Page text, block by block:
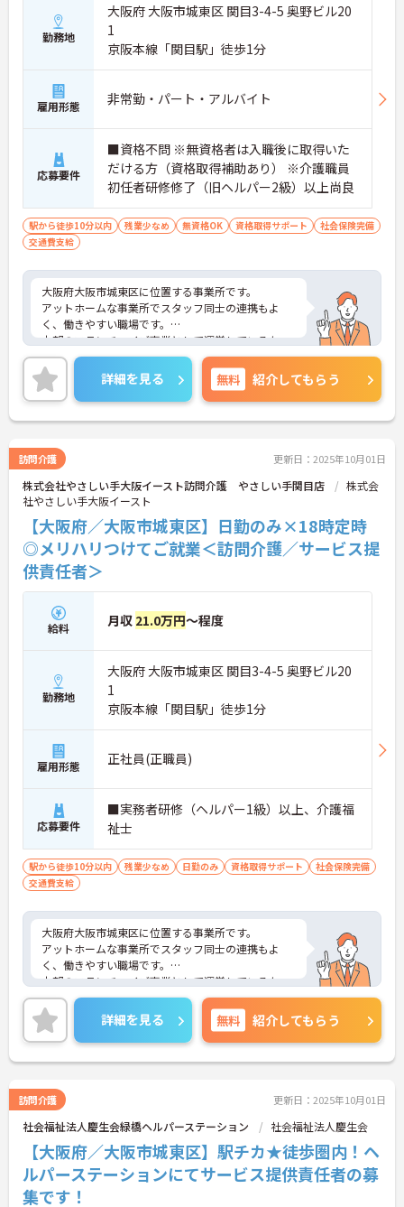
勤務地
大阪府 大阪市城東区 関目3-4-5 奥野ビル20
1
京阪本線「関目駅」徒歩1分
雇用形態 非常勤・パート・アルバイト
応募要件
■資格不問 ※無資格者は入職後に取得いた
だける方（資格取得補助あり） ※介護職員
初任者研修修了（旧ヘルパー2級）以上尚良
駅から徒歩10分以内 残業少なめ 無資格OK 資格取得サポート
社会保険完備
交通費支給
大阪府大阪市城東区に位置する事業所です。
アットホームな事業所でスタッフ同士の連携もよ
く、働きやすい職場です。
本部のフランチャイズ事業として運営しているた
め、業務のシステム化、効率化もしっかりとしてお
ります。
日勤のみのお仕事、週1日・1時間からご相談でき、
ご家庭やプライベートとの両立もしやすいです。
ご興味のある方には、面接対策ポイントなど、さら
さい！
詳細を見る 無料 紹介してもらう
訪問介護 更新日：2025年10月01日
株式会社やさしい手大阪イースト訪問介護 やさしい手関目店
株式会
社やさしい手大阪イースト
【大阪府／大阪市城東区】日勤のみ×18時定時
◎メリハリつけてご就業＜訪問介護／サービス提
供責任者＞
給料 月収 21.0万円～程度
勤務地
大阪府 大阪市城東区 関目3-4-5 奥野ビル20
1
京阪本線「関目駅」徒歩1分
雇用形態 正社員(正職員)
応募要件
■実務者研修（ヘルパー1級）以上、介護福
祉士
駅から徒歩10分以内 残業少なめ 日勤のみ 資格取得サポート
社会保険完備
交通費支給
大阪府大阪市城東区に位置する事業所です。
アットホームな事業所でスタッフ同士の連携もよ
く、働きやすい職場です。
本部のフランチャイズ事業として運営しているた
め、業務のシステム化、効率化もしっかりとしてお
ります。
日勤のみのお仕事ですので、ご家庭やプライベート
との両立もしやすいです。
ご興味のある方には、面接対策ポイントなど、さら
さい！
詳細を見る 無料 紹介してもらう
訪問介護 更新日：2025年10月01日
社会福祉法人慶生会緑橋ヘルパーステーション 社会福祉法人慶生会
【大阪府／大阪市城東区】駅チカ★徒歩圏内！ヘ
ルパーステーションにてサービス提供責任者の募
集です！